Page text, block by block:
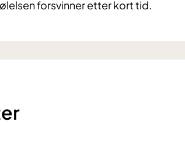
forsvinner etter kort tid.